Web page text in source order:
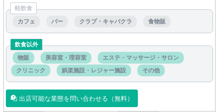
軽飲食
カフェ
バー クラブ・キャバクラ 食物販
飲食以外
物販
美容室・理容室
エステ・マッサージ・サロン
クリニック
娯楽施設・レジャー施設 その他
出店可能な業態を問い合わせる（無料）